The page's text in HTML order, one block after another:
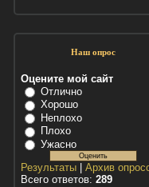
Наш опрос
Оцените мой сайт
Отлично
Хорошо
Неплохо
Плохо
Ужасно
Результаты| Архив
Всего ответов: 289